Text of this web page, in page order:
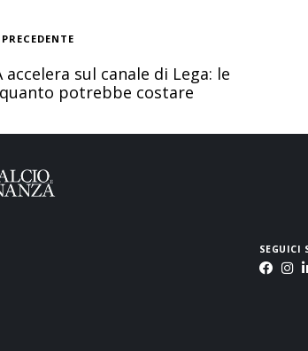
accelera sul canale di Lega: le
potrebbe costare
SEGUICI